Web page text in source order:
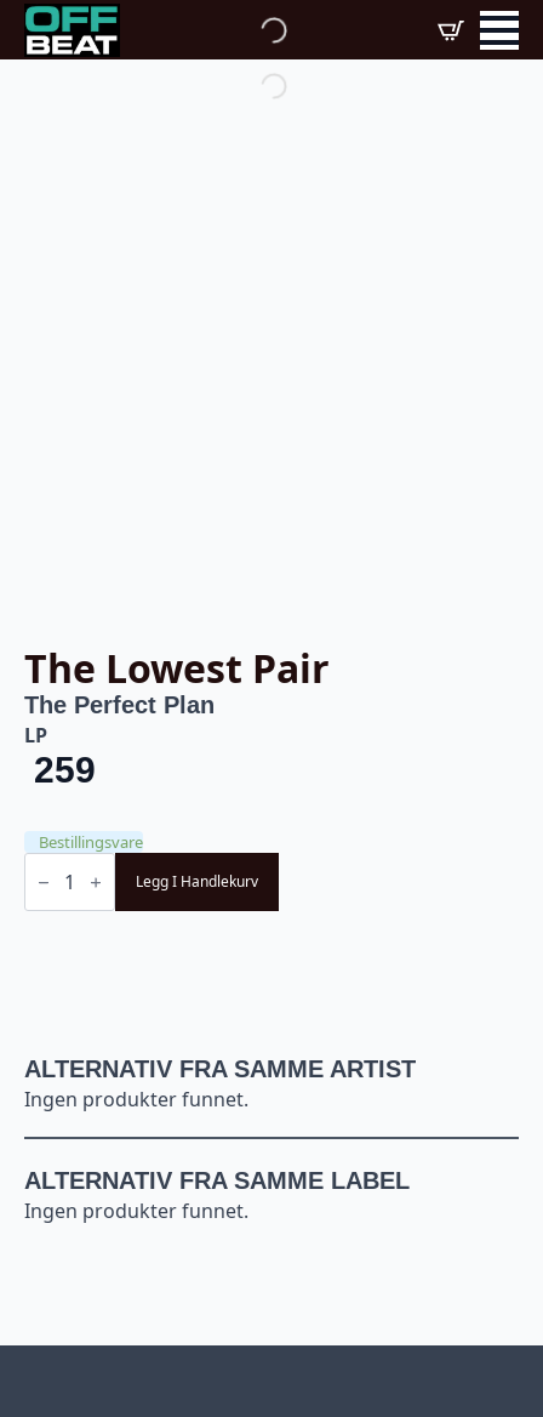
The Lowest Pair
The Perfect Plan
LP
259
Bestillingsvare
The
Lowest
-
Legg I Handlekurv
ALTERNATIV FRA SAMME ARTIST
Ingen produkter funnet.
ALTERNATIV FRA SAMME LABEL
Ingen produkter funnet.